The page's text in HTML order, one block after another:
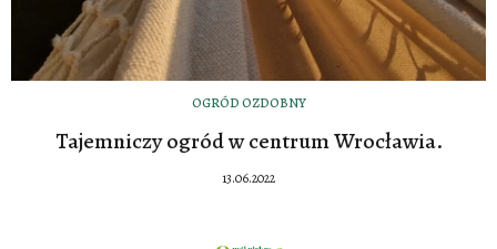
OGRÓD OZDOBNY
Tajemniczy ogród w centrum Wrocławia.
13.06.2022